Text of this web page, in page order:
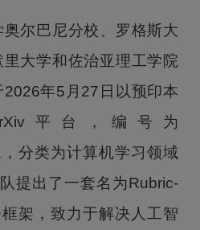
尔巴尼分校、罗格斯大
大学和佐治亚理工学院
年5月27日以预印本
平台，编号为
分类为计算机学习领域
提出了一套名为Rubric-
架，致力于解决人工智